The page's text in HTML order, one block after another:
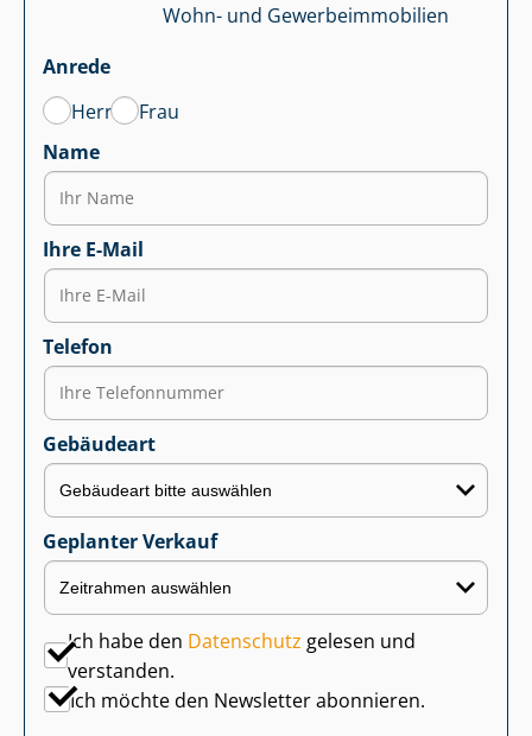
Wohn- und Ge­wer­be­im­mo­bi­li­en
Anrede
Herr
Frau
Name
Ihre E-Mail
Telefon
Gebäudeart
Geplanter Verkauf
Ich habe den Datenschutz gelesen und
verstanden.
Ich möchte den Newsletter abonnieren.